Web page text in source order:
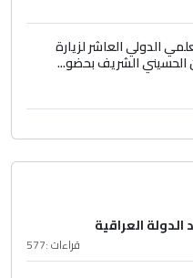
الدولي العاشر لزيارة
الحسيني الشريف بحضو...
العراقية
قراءات :577